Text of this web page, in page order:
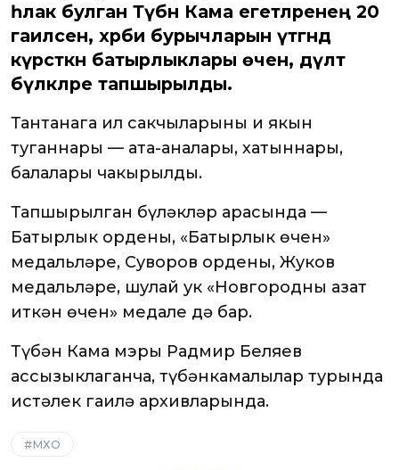
һәлак булган Түбән Кама егетләренең 20
гаиләсенә, хәрби бурычларын үтәгәндә
күрсәткән батырлыклары өчен, дәүләт
бүләкләре тапшырылды.
Тантанага ил сакчыларының иң якын
туганнары — ата-аналары, хатыннары,
балалары чакырылды.
Тапшырылган бүләкләр арасында —
Батырлык ордены, «Батырлык өчен»
медальләре, Суворов ордены, Жуков
медальләре, шулай ук «Новгородны азат
иткән өчен» медале дә бар.
Түбән Кама мэры Радмир Беляев
ассызыклаганча, түбәнкамалылар турында
истәлек гаилә архивларында.
МХО